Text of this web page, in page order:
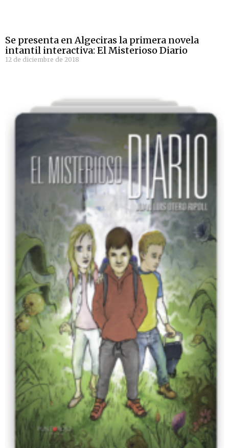
Se presenta en Algeciras la primera novela
intantil interactiva: El Misterioso Diario
12 de diciembre de 2018